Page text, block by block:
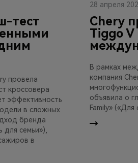
тест
провела
кроссовера
эффективность
в сложных
бренда
для семьи»),
в
28 апреля
Chery
Tiggo
В рамках
компания
объявила о
Family» («Для